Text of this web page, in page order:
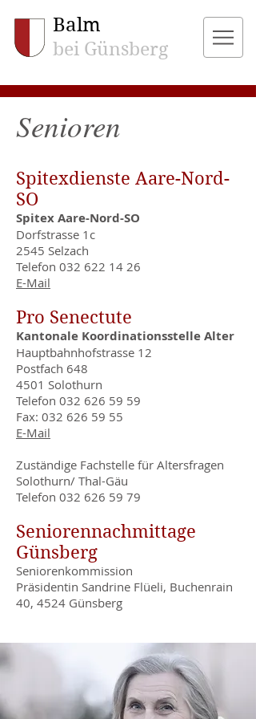
Balm
bei Günsberg
Senioren
Spitexdienste Aare-Nord-
SO
Spitex Aare-Nord-SO
Dorfstrasse 1c
2545 Selzach
Telefon 032 622 14 26
E-Mail
Pro Senectute
Kantonale Koordinationsstelle Alter
Hauptbahnhofstrasse 12
Postfach 648
4501 Solothurn
Telefon 032 626 59 59
Fax: 032 626 59 55
E-Mail
Zuständige Fachstelle für Altersfragen
Solothurn/ Thal-Gäu
Telefon 032 626 59 79
Seniorennachmittage
Günsberg
Seniorenkommission
Präsidentin Sandrine Flüeli, Buchenrain
40, 4524 Günsberg